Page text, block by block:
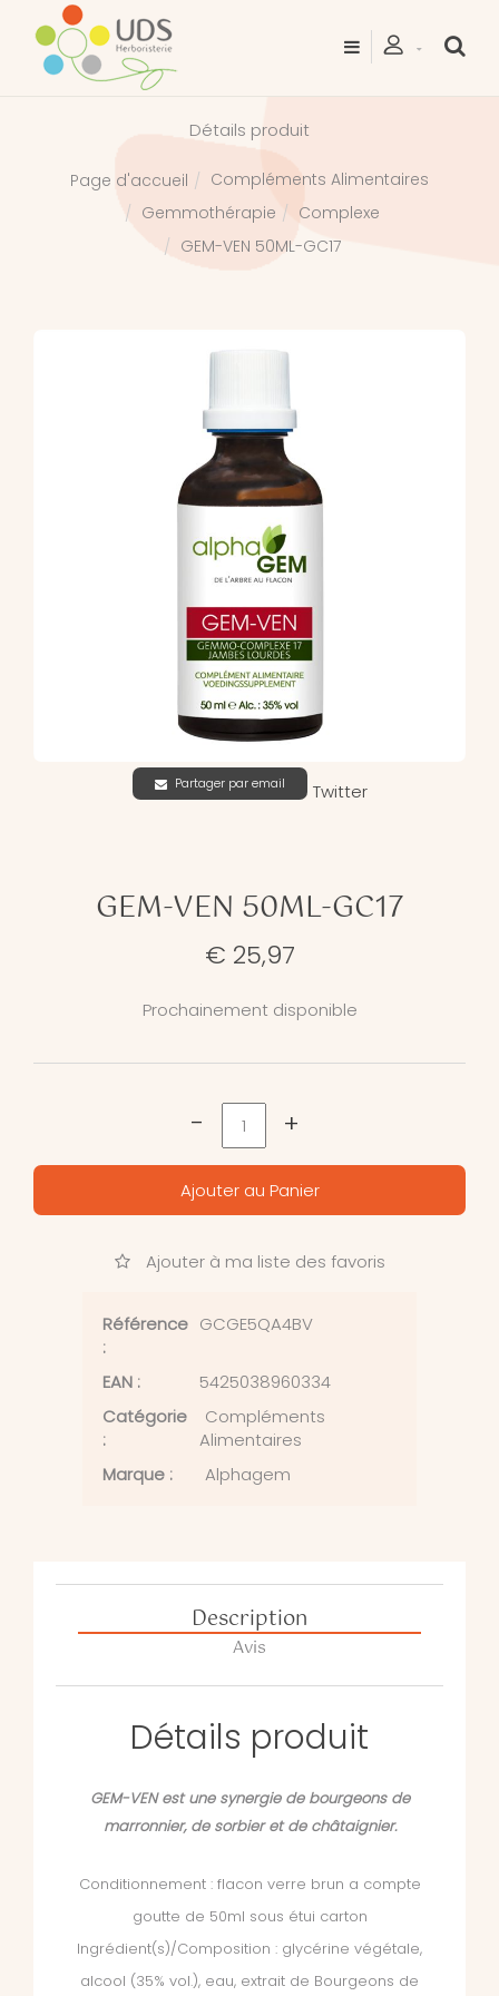
Détails produit
Page d'accueil
Compléments Alimentaires
Gemmothérapie
Complexe
GEM-VEN 50ML-GC17
Partager par email Twitter
GEM-VEN 50ML-GC17
€ 25,97
Prochainement disponible
- +
Ajouter au Panier
Ajouter à ma liste des favoris
Référence
:
GCGE5QA4BV
EAN :
5425038960334
Catégorie
:
Compléments
Alimentaires
Marque :
Alphagem
Description
Avis
Détails produit
GEM-VEN est une synergie de bourgeons de
marronnier, de sorbier et de châtaignier.
Conditionnement : flacon verre brun a compte
goutte de 50ml sous étui carton
Ingrédient(s)/Composition : glycérine végétale,
alcool (35% vol.), eau, extrait de Bourgeons de